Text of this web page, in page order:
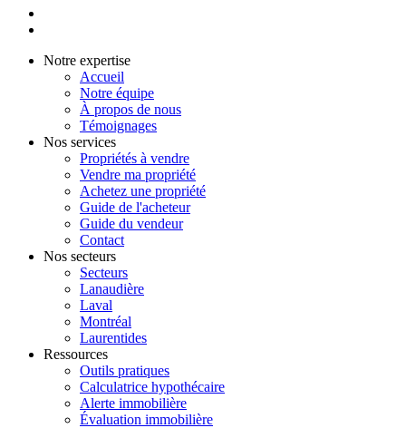
Notre expertise
Accueil
Notre équipe
À propos de nous
Témoignages
Nos services
Propriétés à vendre
Vendre ma propriété
Achetez une propriété
Guide de l'acheteur
Guide du vendeur
Contact
Nos secteurs
Secteurs
Lanaudière
Laval
Montréal
Laurentides
Ressources
Outils pratiques
Calculatrice hypothécaire
Alerte immobilière
Évaluation immobilière